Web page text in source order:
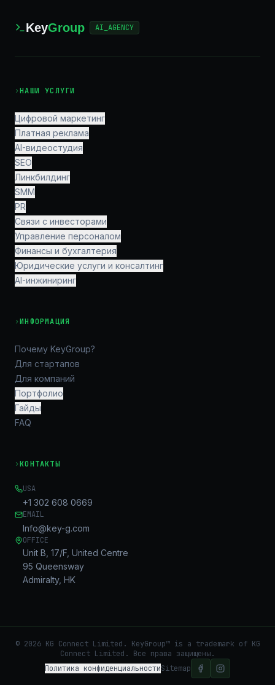
KeyGroup AI_AGENCY
›НАШИ УСЛУГИ
Цифровой маркетинг
Платная реклама
AI-видеостудия
SEO
Линкбилдинг
SMM
PR
Связи с инвесторами
Управление персоналом
Финансы и бухгалтерия
Юридические услуги и консалтинг
AI-инжиниринг
›ИНФОРМАЦИЯ
Почему KeyGroup?
Для стартапов
Для компаний
Портфолио
Гайды
FAQ
›КОНТАКТЫ
USA
+1 302 608 0669
EMAIL
Info@key-g.com
OFFICE
Unit B, 17/F, United Centre
95 Queensway
Admiralty, HK
© 2026KG Connect Limited. KeyGroup™ is a trademark of KG
Connect Limited. Все права защищены.
Политика конфиденциальностиSitemap